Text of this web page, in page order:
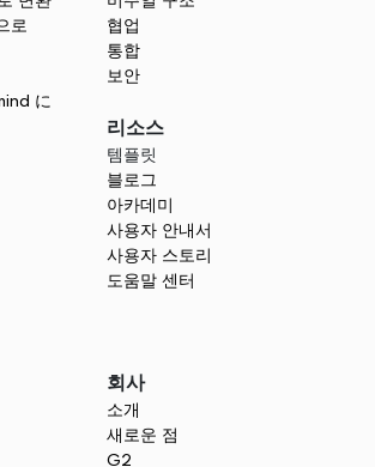
로
に
협업
통합
보안
리소스
템플릿
블로그
아카데미
사용자 안내서
사용자 스토리
도움말 센터
회사
소개
새로운 점
G2